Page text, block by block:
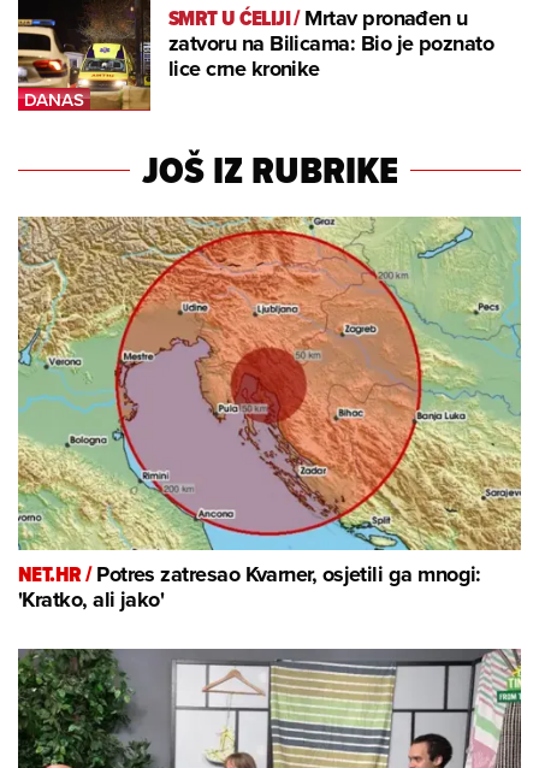
SMRT U ĆELIJI/Mrtav pronađen u
zatvoru na Bilicama: Bio je poznato
lice crne kronike
JOŠ IZ RUBRIKE
NET.HR /Potres zatresao Kvarner, osjetili ga mnogi:
'Kratko, ali jako'